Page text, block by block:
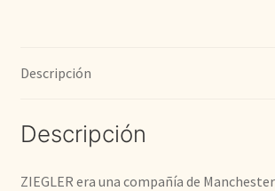
Descripción
Descripción
ZIEGLER era una compañía de